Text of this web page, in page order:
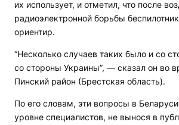
их использует, и отметил, что после
радиоэлектронной борьбы
ориентир.
“Несколько случаев таких было и со
со стороны Украины”, — сказал он во
Пинский район (Брестская область).
По его словам, эти вопросы в
уровне специалистов, не вынося в